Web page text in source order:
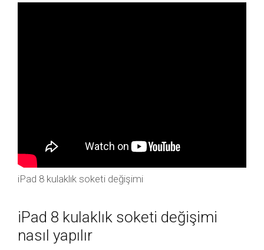
iPad 8 kulaklık soketi değişimi
iPad 8 kulaklık soketi değişimi
nasıl yapılır